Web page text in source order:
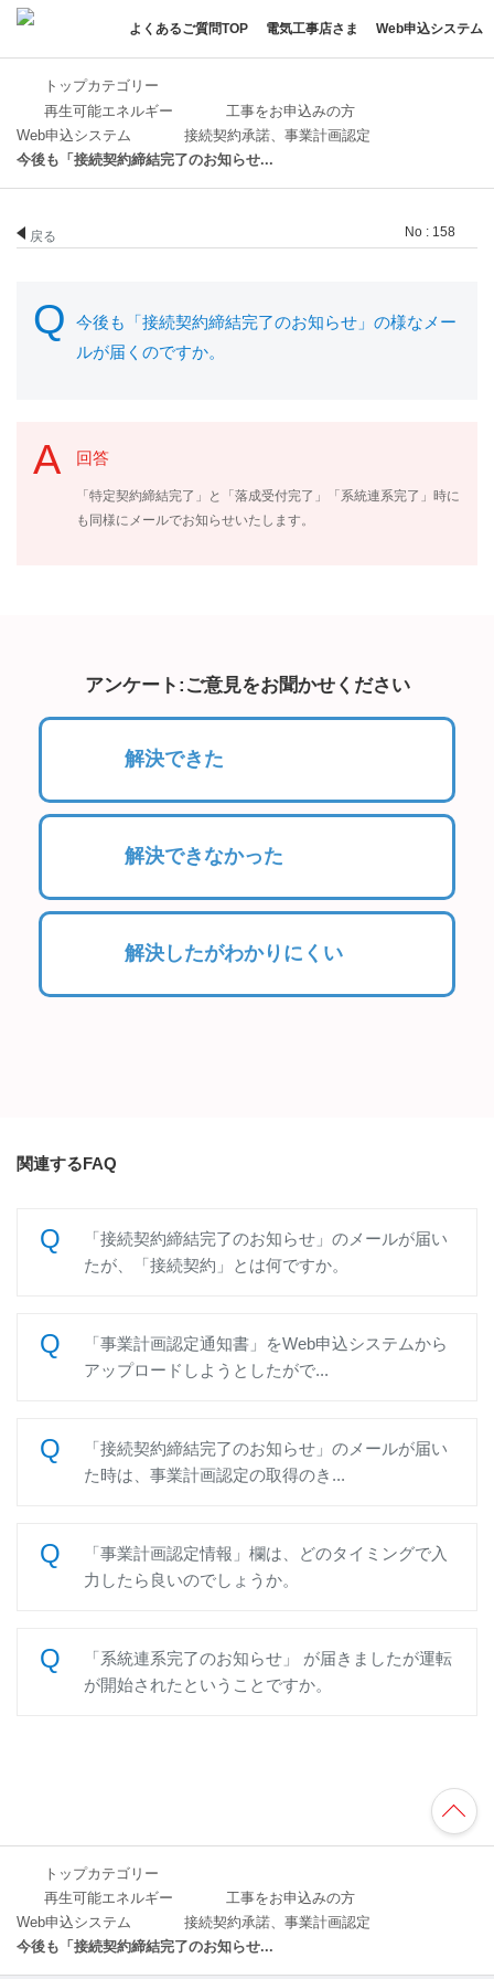
よくあるご質問TOP 電気工事店さま Web申込システム
トップカテゴリー
再生可能エネルギー
工事をお申込みの方
Web申込システム
接続契約承諾、事業計画認定
今後も「接続契約締結完了のお知らせ...
戻る No : 158
今後も「接続契約締結完了のお知らせ」の様なメー
ルが届くのですか。
回答
「特定契約締結完了」と「落成受付完了」「系統連系完了」時に
も同様にメールでお知らせいたします。
アンケート:ご意見をお聞かせください
解決できた
解決できなかった
解決したがわかりにくい
関連するFAQ
「接続契約締結完了のお知らせ」のメールが届い
たが、「接続契約」とは何ですか。
「事業計画認定通知書」をWeb申込システムから
アップロードしようとしたがで...
「接続契約締結完了のお知らせ」のメールが届い
た時は、事業計画認定の取得のき...
「事業計画認定情報」欄は、どのタイミングで入
力したら良いのでしょうか。
「系統連系完了のお知らせ」 が届きましたが運転
が開始されたということですか。
TO
P
へ
トップカテゴリー
再生可能エネルギー
工事をお申込みの方
Web申込システム
接続契約承諾、事業計画認定
今後も「接続契約締結完了のお知らせ...